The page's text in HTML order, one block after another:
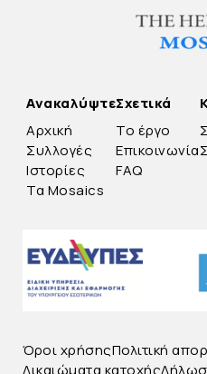
Ανακαλύψτε
Αρχική
Συλλογές
Ιστορίες
Τα Mosaics
Σχετικά
Το έργο
Επικοινωνία
FAQ
Όροι χρήσηςΠολιτική
Δικαιώματα κατοχής